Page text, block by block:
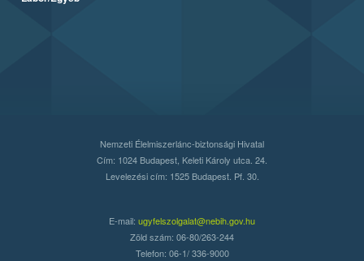
Nemzeti Élelmiszerlánc-biztonsági Hivatal
Cím: 1024 Budapest, Keleti Károly utca. 24.
Levelezési cím: 1525 Budapest. Pf. 30.
E-mail: ugyfelszolgalat@nebih.gov.hu
Zöld szám: 06-80/263-244
Telefon: 06-1/ 336-9000